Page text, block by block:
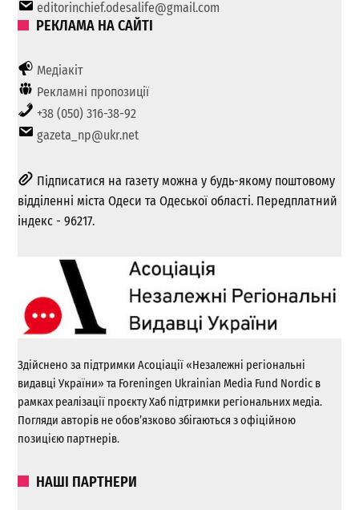
editorinchief.odesalife@gmail.com
РЕКЛАМА НА САЙТІ
Медіакіт
Рекламні пропозиції
+38 (050) 316-38-92
gazeta_np@ukr.net
Підписатися на газету можна у будь-якому поштовому
відділенні міста Одеси та Одеської області. Передплатний
індекс - 96217.
Здійснено за підтримки Асоціації «Незалежні регіональні
видавці України» та Foreningen Ukrainian Media Fund Nordic в
рамках реалізації проєкту Хаб підтримки регіональних медіа.
Погляди авторів не обов’язково збігаються з офіційною
позицією партнерів.
НАШІ ПАРТНЕРИ